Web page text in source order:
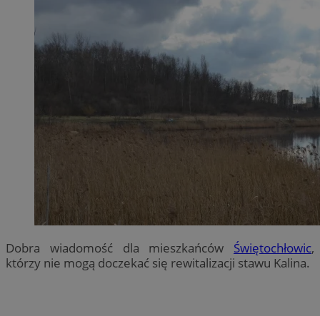
Dobra wiadomość dla mieszkańców Świętochłowic,
którzy nie mogą doczekać się rewitalizacji stawu Kalina.